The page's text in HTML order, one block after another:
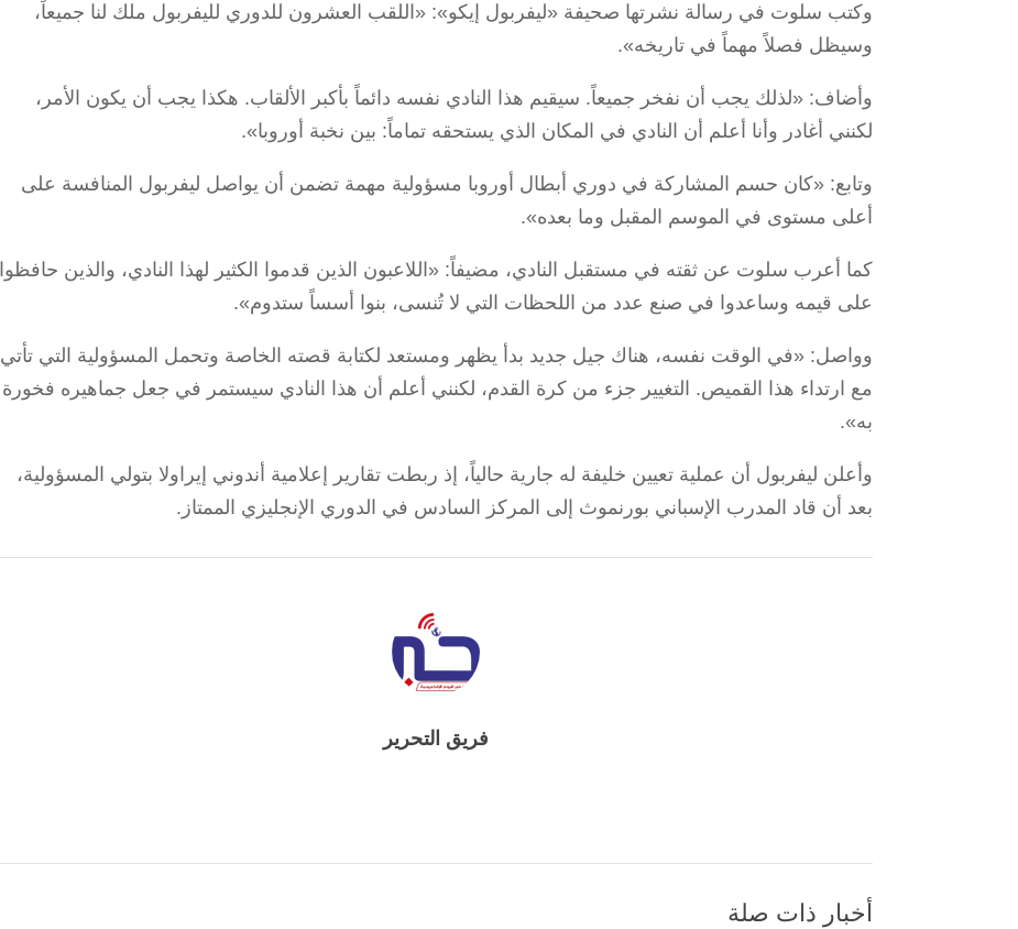
وكتب سلوت في رسالة نشرتها صحيفة «ليفربول إيكو»: «اللقب العشرون للدوري لليفربول ملك لنا جميعاً،
وسيظل فصلاً مهماً في تاريخه».
وأضاف: «لذلك يجب أن نفخر جميعاً. سيقيم هذا النادي نفسه دائماً بأكبر الألقاب. هكذا يجب أن يكون الأمر،
لكنني أغادر وأنا أعلم أن النادي في المكان الذي يستحقه تماماً: بين نخبة أوروبا».
وتابع: «كان حسم المشاركة في دوري أبطال أوروبا مسؤولية مهمة تضمن أن يواصل ليفربول المنافسة على
أعلى مستوى في الموسم المقبل وما بعده».
كما أعرب سلوت عن ثقته في مستقبل النادي، مضيفاً: «اللاعبون الذين قدموا الكثير لهذا النادي، والذين حافظوا
على قيمه وساعدوا في صنع عدد من اللحظات التي لا تُنسى، بنوا أسساً ستدوم».
وواصل: «في الوقت نفسه، هناك جيل جديد بدأ يظهر ومستعد لكتابة قصته الخاصة وتحمل المسؤولية التي تأتي
مع ارتداء هذا القميص. التغيير جزء من كرة القدم، لكنني أعلم أن هذا النادي سيستمر في جعل جماهيره فخورة
به».
وأعلن ليفربول أن عملية تعيين خليفة له جارية حالياً، إذ ربطت تقارير إعلامية أندوني إيراولا بتولي المسؤولية،
بعد أن قاد المدرب الإسباني بورنموث إلى المركز السادس في الدوري الإنجليزي الممتاز.
فريق التحرير
أخبار ذات صلة